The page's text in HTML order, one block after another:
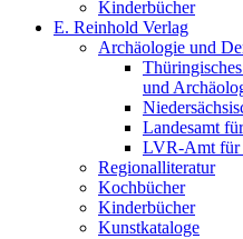
Kinderbücher
E. Reinhold Verlag
Archäologie und
und
Landesamt
LVR-Amt für
Regionalliteratur
Kochbücher
Kinderbücher
Kunstkataloge